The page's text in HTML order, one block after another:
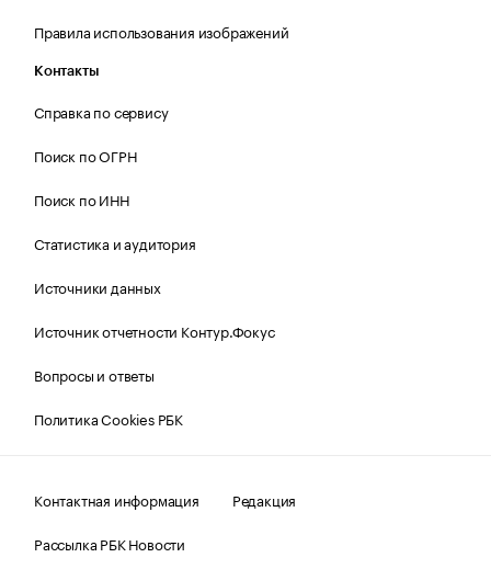
Правила использования изображений
Контакты
Справка по сервису
Поиск по ОГРН
Поиск по ИНН
Статистика и аудитория
Источники данных
Источник отчетности Контур.Фокус
Вопросы и ответы
Политика Cookies РБК
Контактная информация
Редакция
Рассылка РБК Новости